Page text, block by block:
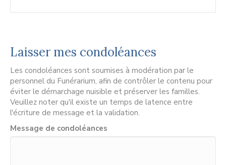
Laisser mes condoléances
Les condoléances sont soumises à modération par le
personnel du Funérarium, afin de contrôler le contenu pour
éviter le démarchage nuisible et préserver les familles.
Veuillez noter qu'il existe un temps de latence entre
l'écriture de message et la validation.
Message de condoléances